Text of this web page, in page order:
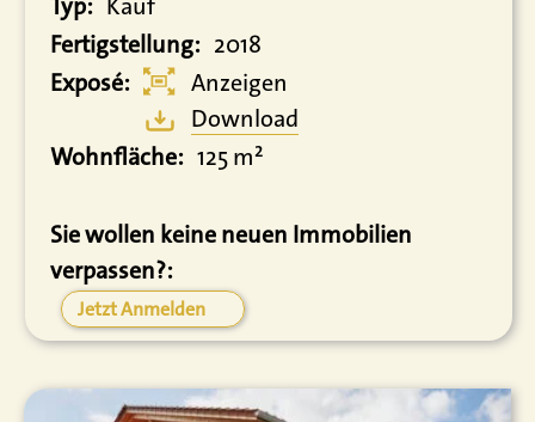
Fertigstellung: 2018
Exposé:
Anzeigen
Download
Wohnfläche: 125 m²
Sie wollen keine neuen Immobilien
verpassen?:
Jetzt Anmelden